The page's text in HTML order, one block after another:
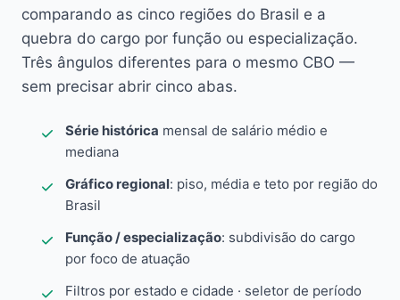
comparando as cinco regiões do Brasil e a
quebra do cargo por função ou especialização.
Três ângulos diferentes para o mesmo CBO —
sem precisar abrir cinco abas.
Série histórica mensal de salário médio e
mediana
Gráfico regional: piso, média e teto por região do
Brasil
Função / especialização: subdivisão do cargo
por foco de atuação
Filtros por estado e cidade · seletor de período